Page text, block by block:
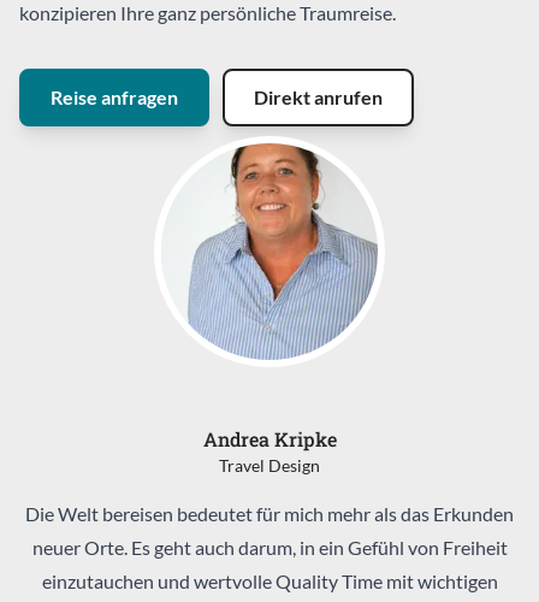
konzipieren Ihre ganz persönliche Traumreise.
Reise anfragen Direkt anrufen
Andrea Kripke
Travel Design
Die Welt bereisen bedeutet für mich mehr als das Erkunden
neuer Orte. Es geht auch darum, in ein Gefühl von Freiheit
einzutauchen und wertvolle Quality Time mit wichtigen